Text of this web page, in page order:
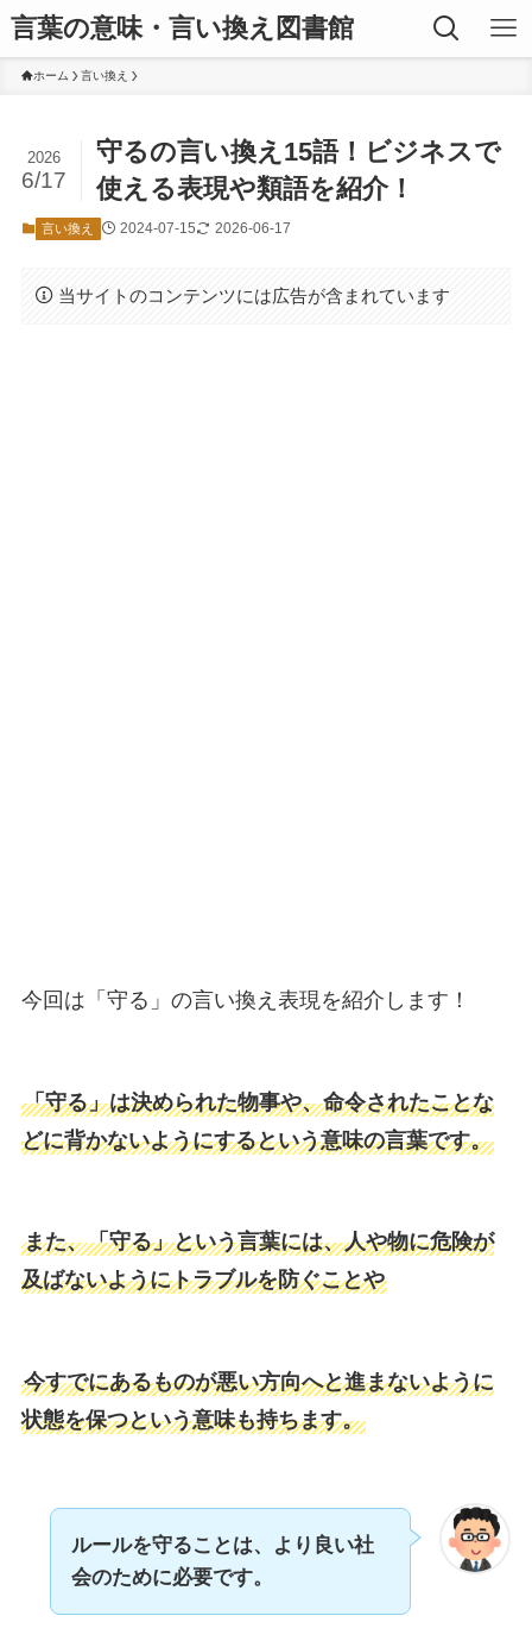
言葉の意味・言い換え図書館
ホーム 言い換え
守るの言い換え15語！ビジネスで
使える表現や類語を紹介！
2026
6/17
言い換え 2024-07-15 2026-06-17
当サイトのコンテンツには広告が含まれています
今回は「守る」の言い換え表現を紹介します！
「守る」は決められた物事や、命令されたことな
どに背かないようにするという意味の言葉です。
また、「守る」という言葉には、人や物に危険が
及ばないようにトラブルを防ぐことや
今すでにあるものが悪い方向へと進まないように
状態を保つという意味も持ちます。
ルールを守ることは、より良い社
会のために必要です。